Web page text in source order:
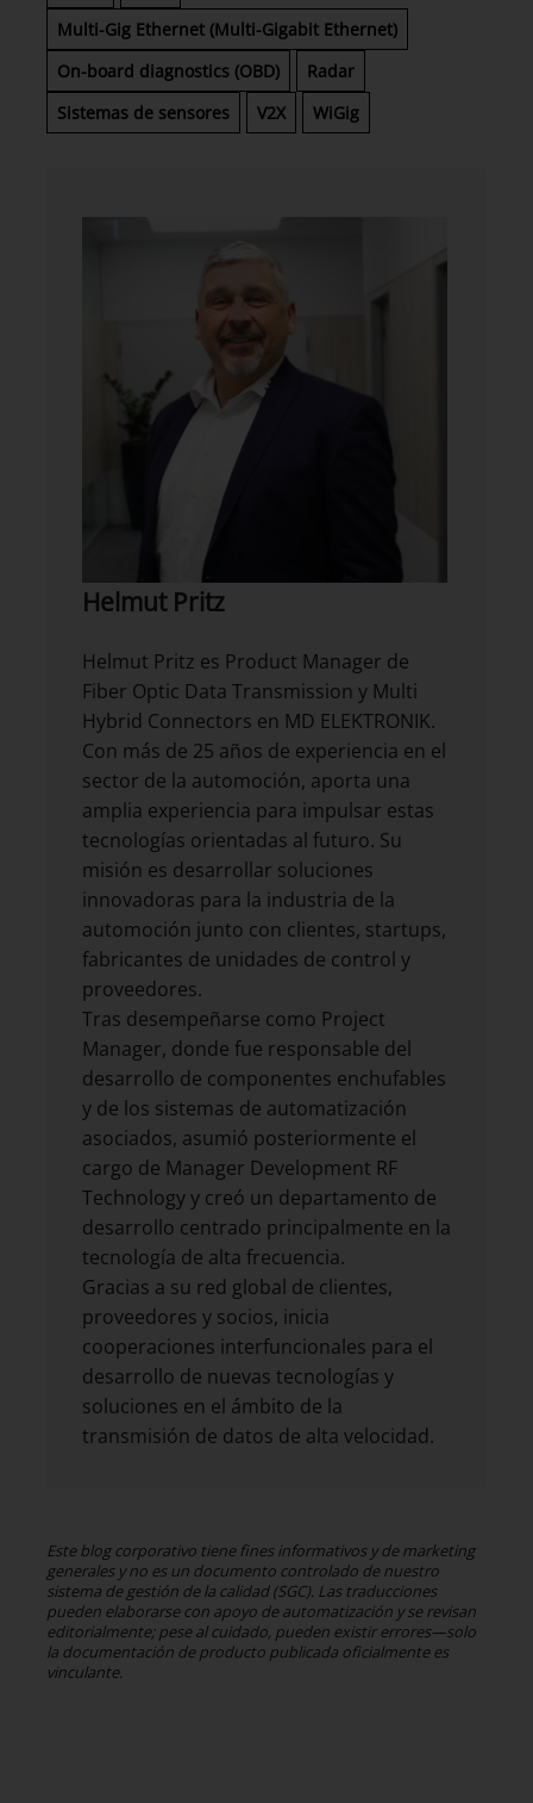
Multi-Gig Ethernet (Multi-Gigabit Ethernet)
On-board diagnostics (OBD)
Radar
Sistemas de sensores
V2X WiGig
Helmut Pritz
Helmut Pritz es Product Manager de
Fiber Optic Data Transmission y Multi
Hybrid Connectors en MD ELEKTRONIK.
Con más de 25 años de experiencia en el
sector de la automoción, aporta una
amplia experiencia para impulsar estas
tecnologías orientadas al futuro. Su
misión es desarrollar soluciones
innovadoras para la industria de la
automoción junto con clientes, startups,
fabricantes de unidades de control y
proveedores.
Tras desempeñarse como Project
Manager, donde fue responsable del
desarrollo de componentes enchufables
y de los sistemas de automatización
asociados, asumió posteriormente el
cargo de Manager Development RF
Technology y creó un departamento de
desarrollo centrado principalmente en la
tecnología de alta frecuencia.
Gracias a su red global de clientes,
proveedores y socios, inicia
cooperaciones interfuncionales para el
desarrollo de nuevas tecnologías y
soluciones en el ámbito de la
transmisión de datos de alta velocidad.
Este blog corporativo tiene fines informativos y de marketing
generales y no es un documento controlado de nuestro
sistema de gestión de la calidad (SGC). Las traducciones
pueden elaborarse con apoyo de automatización y se revisan
editorialmente; pese al cuidado, pueden existir errores—solo
la documentación de producto publicada oficialmente es
vinculante.